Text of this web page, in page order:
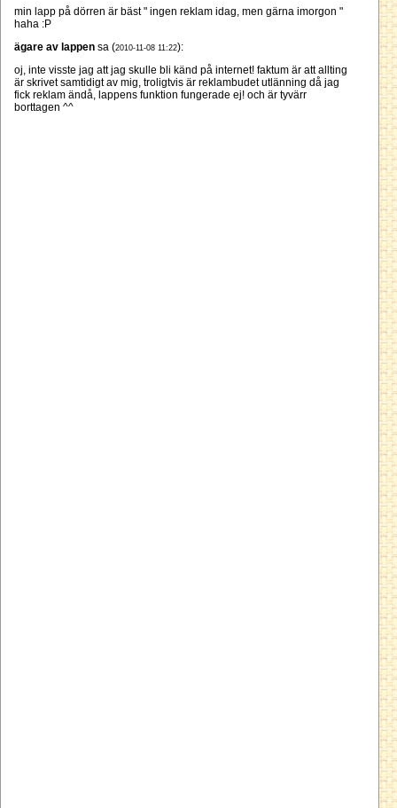
min lapp på dörren är bäst " ingen reklam idag, men gärna imorgon "
haha :P
ägare av lappen sa (2010-11-08 11:22):
oj, inte visste jag att jag skulle bli känd på internet! faktum är att allting
är skrivet samtidigt av mig, troligtvis är reklambudet utlänning då jag
fick reklam ändå, lappens funktion fungerade ej! och är tyvärr
borttagen ^^